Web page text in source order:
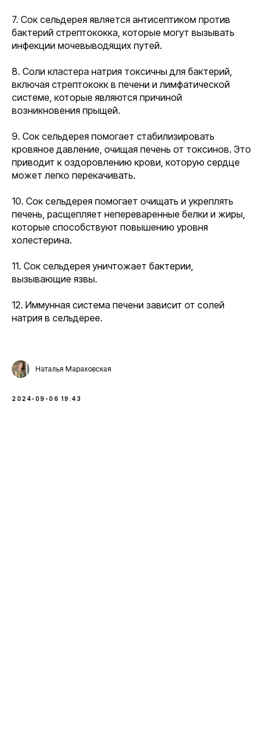
7. Сок сельдерея является антисептиком против
бактерий стрептококка, которые могут вызывать
инфекции мочевыводящих путей.
8. Соли кластера натрия токсичны для бактерий,
включая стрептококк в печени и лимфатической
системе, которые являются причиной
возникновения прыщей.
9. Сок сельдерея помогает стабилизировать
кровяное давление, очищая печень от токсинов. Это
приводит к оздоровлению крови, которую сердце
может легко перекачивать.
10. Сок сельдерея помогает очищать и укреплять
печень, расщепляет непереваренные белки и жиры,
которые способствуют повышению уровня
холестерина.
11. Сок сельдерея уничтожает бактерии,
вызывающие язвы.
12. Иммунная система печени зависит от солей
натрия в сельдерее.
Наталья Мараховская
2024-09-06 19:43